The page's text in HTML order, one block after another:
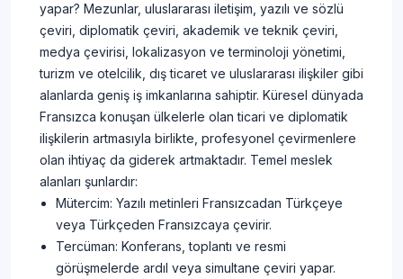
yapar? Mezunlar, uluslararası iletişim, yazılı ve sözlü
çeviri, diplomatik çeviri, akademik ve teknik çeviri,
medya çevirisi, lokalizasyon ve terminoloji yönetimi,
turizm ve otelcilik, dış ticaret ve uluslararası ilişkiler gibi
alanlarda geniş iş imkanlarına sahiptir. Küresel dünyada
Fransızca konuşan ülkelerle olan ticari ve diplomatik
ilişkilerin artmasıyla birlikte, profesyonel çevirmenlere
olan ihtiyaç da giderek artmaktadır. Temel meslek
alanları şunlardır:
Mütercim: Yazılı metinleri Fransızcadan Türkçeye
veya Türkçeden Fransızcaya çevirir.
Tercüman: Konferans, toplantı ve resmi
görüşmelerde ardıl veya simultane çeviri yapar.